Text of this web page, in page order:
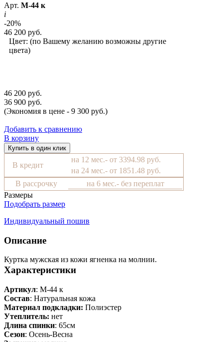
Арт. М-44 к
i
-20%
46 200 руб.
Цвет: (по Вашему желанию возможны другие
цвета)
46 200 руб.
36 900 руб.
(Экономия в цене - 9 300 руб.)
Добавить к сравнению
В корзину
Купить в один клик
В кредит
на 12 мес.- от 3394.98 руб.
на 24 мес.- от 1851.48 руб.
В рассрочку
на 6 мес.- без переплат
Размеры
Подобрать размер
Индивидуальный пошив
Описание
Куртка мужская из кожи ягненка на молнии.
Характеристики
Артикул: М-44 к
Состав: Натуральная кожа
Материал подкладки: Полиэстер
Утеплитель: нет
Длина спинки: 65см
Сезон: Осень-Весна